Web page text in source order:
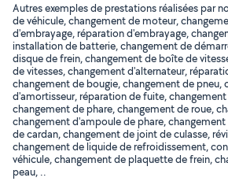
Autres exemples de prestations réalisées par
de véhicule, changement de moteur,
d'embrayage, réparation d'embrayage,
installation de batterie, changement de
disque de frein, changement de boîte de
de vitesses, changement d'alternateur,
changement de bougie, changement de pneu,
d'amortisseur, réparation de fuite,
changement de phare, changement de roue,
changement d'ampoule de phare,
de cardan, changement de joint de culasse,
changement de liquide de refroidissement,
véhicule, changement de plaquette de frein,
peau, ..